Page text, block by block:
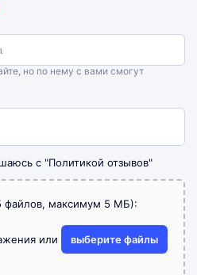
но по нему с вами смогут
с "Политикой отзывов"
файлов, максимум 5 МБ):
или выберите файлы